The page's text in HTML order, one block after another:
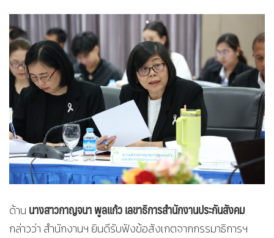
ด้าน นางสาวกาญจนา พูลแก้ว เลขาธิการสำนักงานประกันสังคม
กล่าวว่า สำนักงานฯ ยินดีรับฟังข้อสังเกตจากกรรมาธิการฯ